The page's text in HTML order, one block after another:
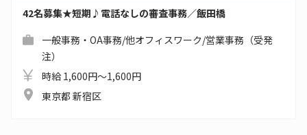
42名募集★短期♪電話なしの審査事務／飯田橋
一般事務・OA事務/他オフィスワーク/営業事務（受発
注）
時給 1,600円～1,600円
東京都 新宿区